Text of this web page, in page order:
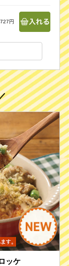
円
ッケ